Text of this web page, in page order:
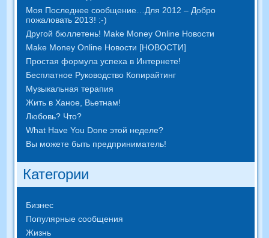
Моя Последнее сообщение…Для 2012 – Добро
пожаловать 2013! :-)
Другой бюллетень! Make Money Online Новости
Make Money Online Новости [НОВОСТИ]
Простая формула успеха в Интернете!
Бесплатное Руководство Копирайтинг
Музыкальная терапия
Жить в Ханое, Вьетнам!
Любовь? Что?
What Have You Done этой неделе?
Вы можете быть предприниматель!
Категории
Бизнес
Популярные сообщения
Жизнь